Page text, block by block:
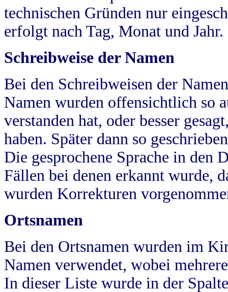
technischen Gründen nur
erfolgt nach Tag, Monat und Jahr.
Schreibweise der Namen
Bei den Schreibweisen der
Namen wurden offensichtlich so
verstanden hat, oder besser
haben. Später dann so
Die gesprochene Sprache in
Fällen bei denen erkannt wurde,
wurden Korrekturen
Ortsnamen
Bei den Ortsnamen wurden im
Namen verwendet, wobei
In dieser Liste wurde in der